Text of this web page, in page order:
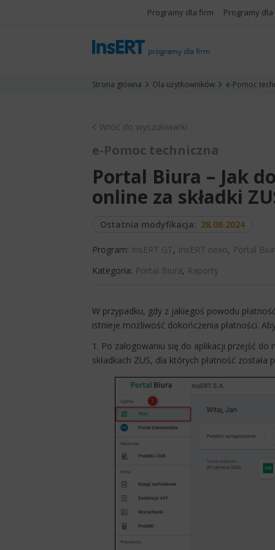
Programy dla firm Programy
Strona główna Dla użytkowników e-Pomoc
Wróć do wyszukiwarki
e-Pomoc techniczna
Portal Biura – Jak
online za składki
Ostatnia modyfikacja: 28.06.2024
Program: InsERT GT, InsERT nexo, Portal
Kategoria: Portal Biura, Raporty
​W przypadku, gdy z jakiegoś powodu
istnieje możliwość dokończenia płatności.
1. Po zalogowaniu się do aplikacji przejść do
składkach ZUS, dla których płatność została